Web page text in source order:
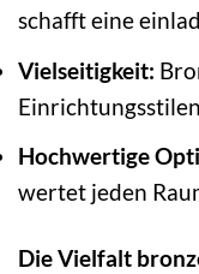
schafft eine
Vielseitigkeit:
Hochwertige
wertet jeden
Die Vielfalt